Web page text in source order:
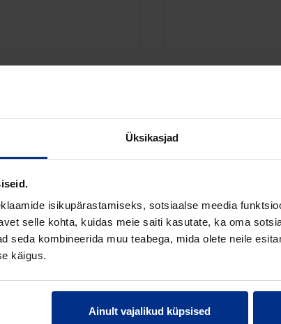
Üksikasjad
isikupärastamiseks, sotsiaalse meedia
selle kohta, kuidas meie saiti kasutate, ka oma
seda kombineerida muu teabega, mida olete neile
käigus.
Ainult vajalikud küpsised